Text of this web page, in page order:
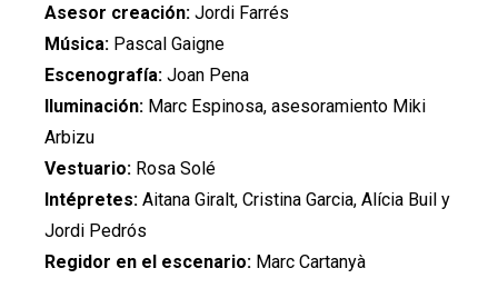
Asesor creación: Jordi Farrés
Música: Pascal Gaigne
Escenografía: Joan Pena
Iluminación: Marc Espinosa, asesoramiento Miki
Arbizu
Vestuario: Rosa Solé
Intépretes: Aitana Giralt, Cristina Garcia, Alícia Buil y
Jordi Pedrós
Regidor en el escenario: Marc Cartanyà